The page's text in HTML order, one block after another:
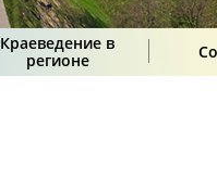
Краеведение в
регионе